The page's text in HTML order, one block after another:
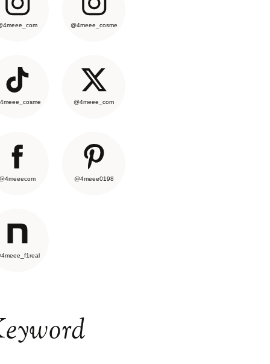
@4meee_cosme
@4meee_com
@4meee0198